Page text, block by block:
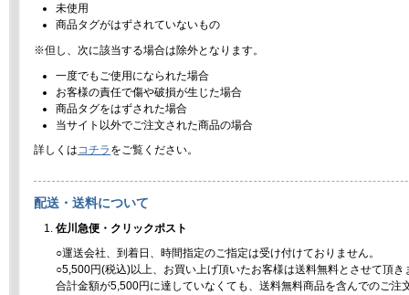
未使用
商品タグがはずされていないもの
※但し、次に該当する場合は除外となります。
一度でもご使用になられた場合
お客様の責任で傷や破損が生じた場合
商品タグをはずされた場合
当サイト以外でご注文された商品の場合
詳しくはコチラ をご覧ください。
配送・送料について
佐川急便・クリックポスト
○運送会社、到着日、時間指定のご指定は受け付けておりません。
○5,500円(税込)以上、お買い上げ頂いたお客様は送料無料とさせて頂き
合計金額が5,500円に達していなくても、送料無料商品を含んでのご注